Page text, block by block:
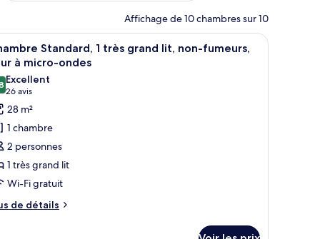
Affichage de 10 chambres sur 10
une télévision et une salle de bain visible à travers une porte
:
Une chambre d’hôtel comprenant un lit, un
4
Standard, 1 très grand lit, non-fumeurs,
à micro-ondes
sur 10
Excellent
26 avis
(26 avis)
28 m²
1 chambre
2 personnes
1 très grand lit
Wi-Fi gratuit
de détails